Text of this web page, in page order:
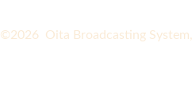
©2026 Oita Broadcasting System,